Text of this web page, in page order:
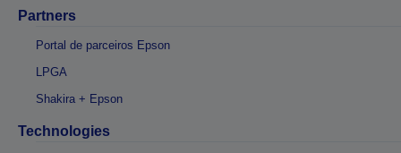
Partners
Portal de parceiros Epson
LPGA
Shakira + Epson
Technologies